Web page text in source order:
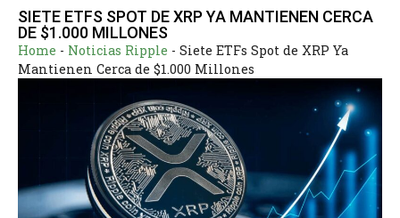
SIETE ETFS SPOT DE XRP YA MANTIENEN CERCA
DE $1.000 MILLONES
Home - Noticias Ripple - Siete ETFs Spot de XRP Ya
Mantienen Cerca de $1.000 Millones